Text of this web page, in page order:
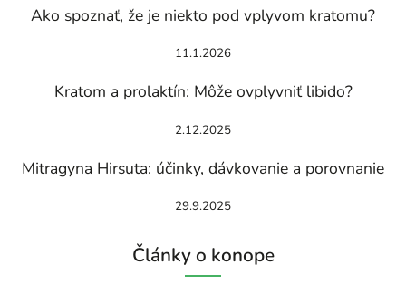
Ako spoznať, že je niekto pod vplyvom kratomu?
11.1.2026
Kratom a prolaktín: Môže ovplyvniť libido?
2.12.2025
Mitragyna Hirsuta: účinky, dávkovanie a porovnanie
29.9.2025
Články o konope